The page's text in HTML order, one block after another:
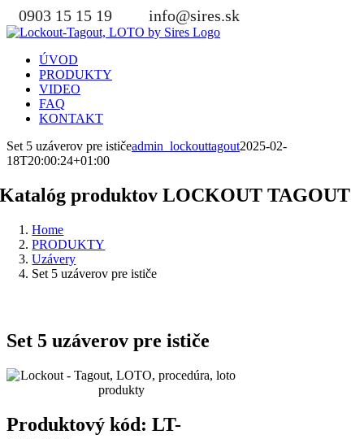
Skip
to
content
0903 15 15 19 info@sires.sk
ÚVOD
PRODUKTY
VIDEO
FAQ
KONTAKT
Set 5 uzáverov pre ističeadmin_lockouttagout2025-02-
18T20:00:24+01:00
Katalóg produktov LOCKOUT TAGOUT
Home
PRODUKTY
Uzávery
Set 5 uzáverov pre ističe
Set 5 uzáverov pre ističe
Produktový kód: LT-